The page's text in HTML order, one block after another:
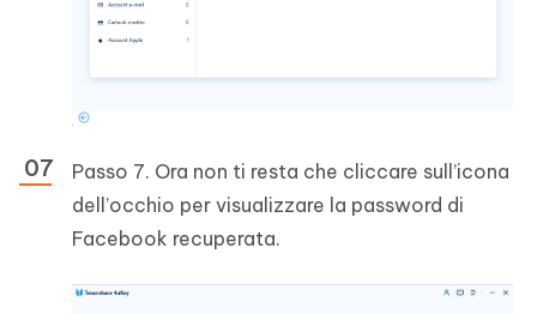
Passo 7. Ora non ti resta che cliccare sull’icona
dell’occhio per visualizzare la password di
Facebook recuperata.